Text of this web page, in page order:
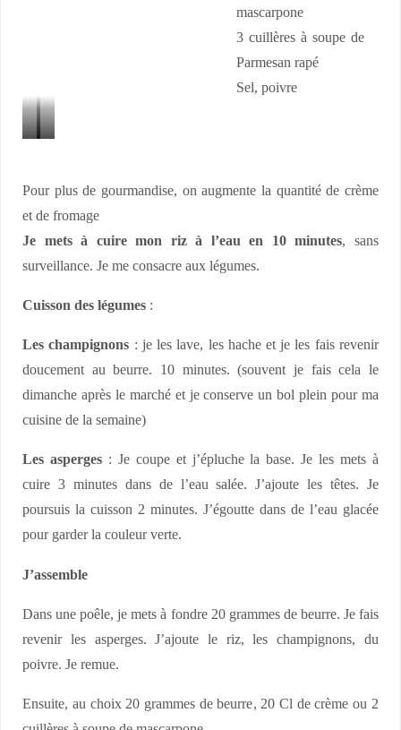
mascarpone
3 cuillères à soupe de
Parmesan rapé
Sel, poivre
C
i
r
e
l
a
s
e
5
n
,
l
a
t
t
e
2
O
c
u
i
t
p
a
r
é
e
n
t
p
s
o
n
Pour plus de gourmandise, on augmente la quantité de crème
et de fromage
Je mets à cuire mon riz à l’eau en 10 minutes, sans
surveillance. Je me consacre aux légumes.
Cuisson des légumes :
Les champignons : je les lave, les hache et je les fais revenir
doucement au beurre. 10 minutes. (souvent je fais cela le
dimanche après le marché et je conserve un bol plein pour ma
cuisine de la semaine)
Les asperges : Je coupe et j’épluche la base. Je les mets à
cuire 3 minutes dans de l’eau salée. J’ajoute les têtes. Je
poursuis la cuisson 2 minutes. J’égoutte dans de l’eau glacée
pour garder la couleur verte.
J’assemble
Dans une poêle, je mets à fondre 20 grammes de beurre. Je fais
revenir les asperges. J’ajoute le riz, les champignons, du
poivre. Je remue.
Ensuite, au choix 20 grammes de beurre, 20 Cl de crème ou 2